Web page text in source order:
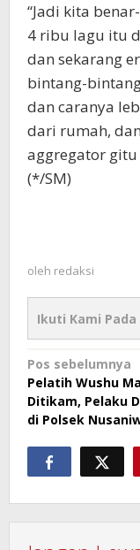
“Jadi kita
4 ribu lagu itu
dan sekarang
bintang-
dan caranya
dari rumah,
aggregator gitu
(*/SM)
oleh redaksi
Ikuti Kami Pada
Navigasi
pos
Pos sebelumnya
Pelatih Wushu
Ditikam, Pelaku
di Polsek